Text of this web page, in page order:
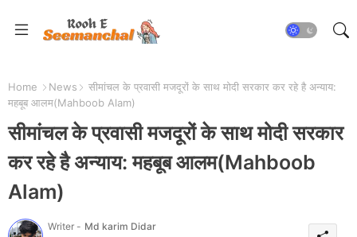
Home News
सीमांचल के प्रवासी मजदूरों के साथ मोदी सरकार कर रहे है अन्याय:
महबूब आलम(Mahboob Alam)
सीमांचल के प्रवासी मजदूरों के साथ मोदी सरकार
कर रहे है अन्याय: महबूब आलम(Mahboob
Alam)
Writer - Md karim Didar